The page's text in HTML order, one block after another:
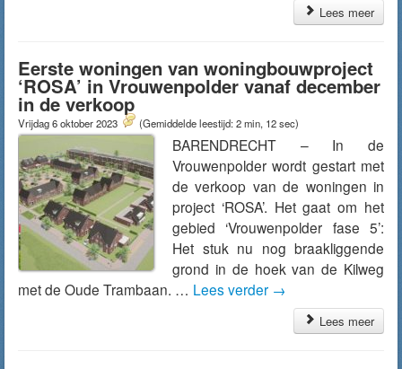
Lees meer
Eerste woningen van woningbouwproject
‘ROSA’ in Vrouwenpolder vanaf december
in de verkoop
Vrijdag 6 oktober 2023 (Gemiddelde leestijd: 2 min, 12 sec)
BARENDRECHT – In de
Vrouwenpolder wordt gestart met
de verkoop van de woningen in
project ‘ROSA’. Het gaat om het
gebied ‘Vrouwenpolder fase 5’:
Het stuk nu nog braakliggende
grond in de hoek van de Kilweg
met de Oude Trambaan. … Lees verder →
Lees meer